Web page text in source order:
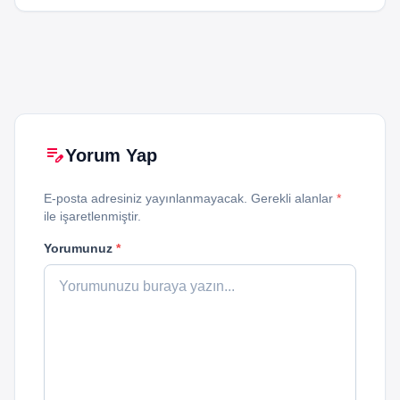
edit_noteYorum Yap
E-posta adresiniz yayınlanmayacak. Gerekli alanlar *
ile işaretlenmiştir.
Yorumunuz *